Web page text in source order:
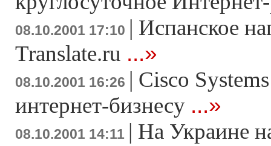
08.10.2001 17:10 | Испанское
Translate.ru ...»
08.10.2001 16:26 | Cisco
интернет-бизнесу ...»
08.10.2001 14:11 | На Украине